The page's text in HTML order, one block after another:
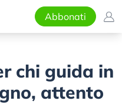
Abbonati
chi guida in
attento